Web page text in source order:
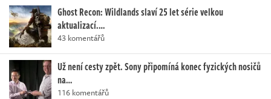
Ghost Recon: Wildlands slaví 25 let série velkou
aktualizací.…
43 komentářů
Už není cesty zpět. Sony připomíná konec fyzických nosičů
na…
116 komentářů